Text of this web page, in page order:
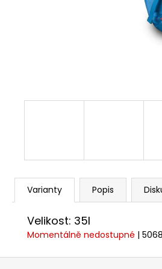
Varianty Popis
Velikost: 35l
Momentálně nedostupné |
KALHOTY TRIMM
Z